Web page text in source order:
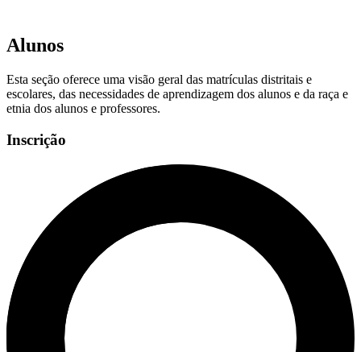
Alunos
Esta seção oferece uma visão geral das matrículas distritais e
escolares, das necessidades de aprendizagem dos alunos e da raça e
etnia dos alunos e professores.
Inscrição